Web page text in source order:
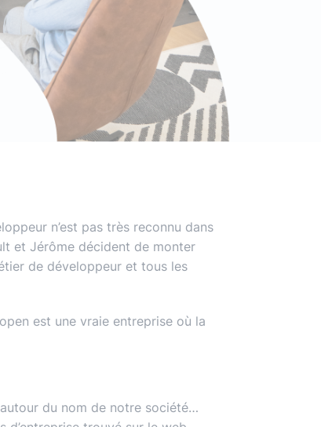
DevSecOps
Kubernetes Ansible
et performances
applicative
Audit d'écoconception
n’est pas très reconnu dans
et Jérôme décident de monter
de développeur et tous les
est une vraie entreprise où la
du nom de notre société…